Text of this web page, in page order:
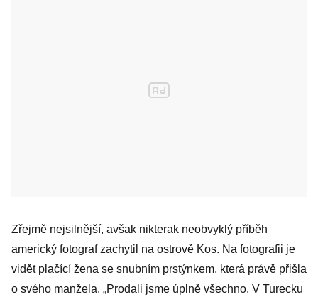
Zřejmě nejsilnější, avšak nikterak neobvyklý příběh
americký fotograf zachytil na ostrově Kos. Na fotografii je
vidět plačící žena se snubním prstýnkem, která právě přišla
o svého manžela. „Prodali jsme úplně všechno. V Turecku